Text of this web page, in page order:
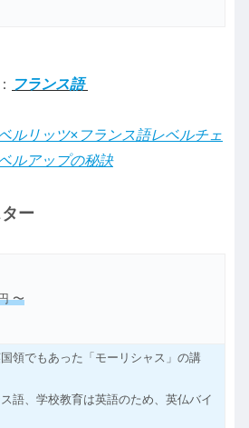
フランス語
ベルリッツ×フランス語レベルチェ
ルアップの秘訣
ー
〜
領でもあった「モーリシャス」の講
語、学校教育は英語のため、英仏バイ